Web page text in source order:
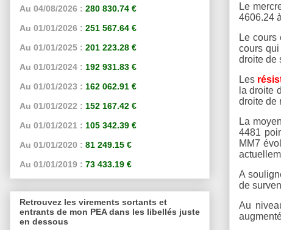
Le
4606.24
Le
cours
droite de
Les
la droite
droite de
La
4481
MM7
A
de
Au
Au 04/08/2026 : 280 830.74 €
Au 01/01/2026 : 251 567.64 €
Au 01/01/2025 : 201 223.28 €
Au 01/01/2024 : 192 931.83 €
Au 01/01/2023 : 162 062.91 €
Au 01/01/2022 : 152 167.42 €
Au 01/01/2021 : 105 342.39 €
Au 01/01/2020 : 81 249.15 €
Au 01/01/2019 : 73 433.19 €
Retrouvez les virements sortants et
entrants de mon PEA dans les libellés juste
en dessous